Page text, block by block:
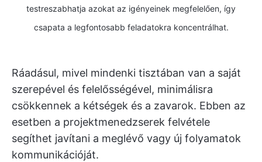
testreszabhatja azokat az igényeinek megfelelően, így
csapata a legfontosabb feladatokra koncentrálhat.
Ráadásul, mivel mindenki tisztában van a saját
szerepével és felelősségével, minimálisra
csökkennek a kétségek és a zavarok. Ebben az
esetben a projektmenedzserek felvétele
segíthet javítani a meglévő vagy új folyamatok
kommunikációját.